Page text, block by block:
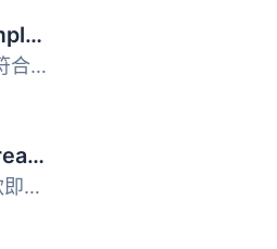
WP Statistics – Simple, privacy-friendly Google Analytics alternative
WP Statistics 是一款符合 GDPR 規範的分析工具，為 WordPres...
UserFeedback – Create Interactive Feedback Form, User Surveys, and Polls in Seconds
UserFeedback 是一款即時收集網站訪客回饋的 WordPress 外掛...